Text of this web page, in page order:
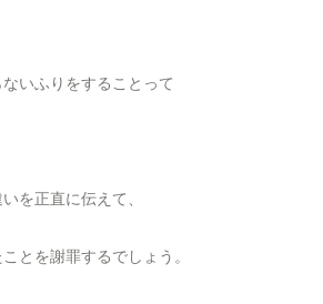
いふりをすることって
を正直に伝えて、
とを謝罪するでしょう。